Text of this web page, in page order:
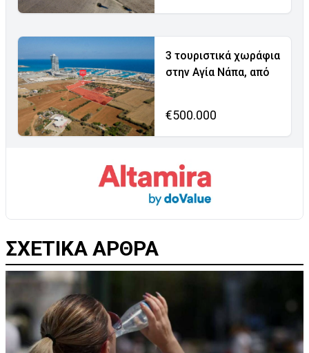
3 τουριστικά χωράφια
στην Αγία Νάπα, από
€500.000
ΣΧΕΤΙΚΑ ΑΡΘΡΑ